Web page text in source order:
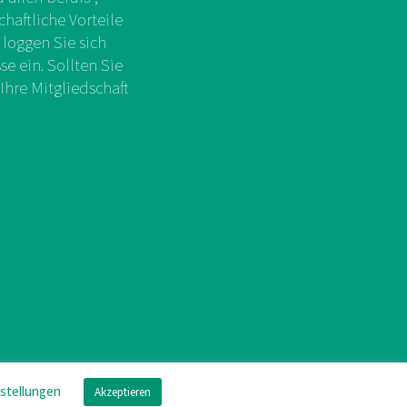
Vorteile
Sie sich
ein. Sollten Sie
Mitgliedschaft
/ Datenschutz
Akzeptieren